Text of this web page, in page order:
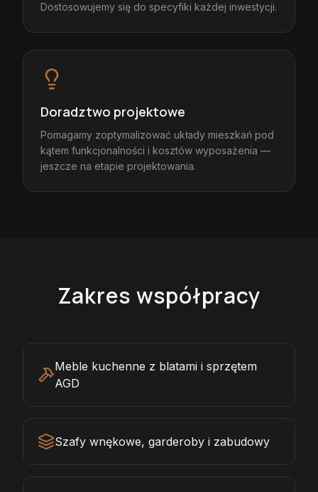
Dostosowujemy się do specyfiki każdej inwestycji.
Doradztwo projektowe
Pomagamy zoptymalizować układy mieszkań pod
kątem funkcjonalności i kosztów wyposażenia —
jeszcze na etapie projektowania.
Zakres współpracy
Meble kuchenne z blatami i sprzętem
AGD
Szafy wnękowe, garderoby i zabudowy